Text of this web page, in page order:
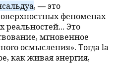
, — это
феноменах
реальностей... Это
мгновенное
осмысления». Тогда la
как живая энергия,